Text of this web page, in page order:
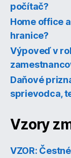
počítač?
Home office
hranice?
Výpoveď v
Daňové
sprievodca,
Vzory
VZOR: